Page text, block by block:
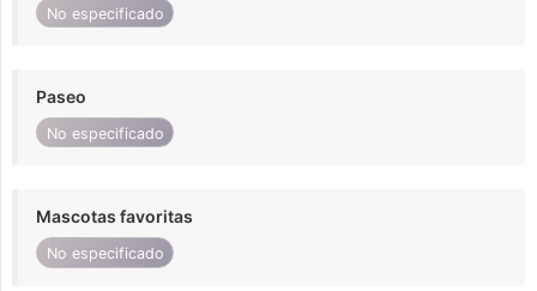
No especificado
Paseo
No especificado
Mascotas favoritas
No especificado